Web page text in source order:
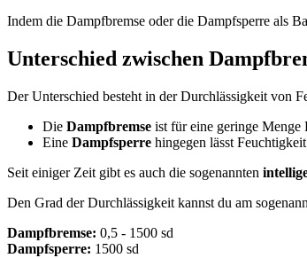
Indem die Dampfbremse oder die Dampfsperre als
Unterschied zwischen
Der Unterschied besteht in der Durchlässigkeit von
Die Dampfbremse ist für eine geringe Menge
Eine Dampfsperre hingegen lässt
Seit einiger Zeit gibt es auch die sogenannten
Den Grad der Durchlässigkeit kannst du am
Dampfbremse: 0,5 - 1500 sd
Dampfsperre: 1500 sd